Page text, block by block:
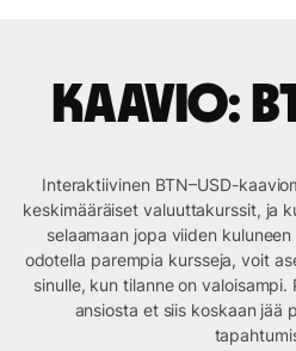
Kaavio:
Interaktiivinen BTN–USD-
keskimääräiset valuuttakurssit, ja
selaamaan jopa viiden
odotella parempia kursseja, voit
sinulle, kun tilanne on
ansiosta et siis koskaan jää